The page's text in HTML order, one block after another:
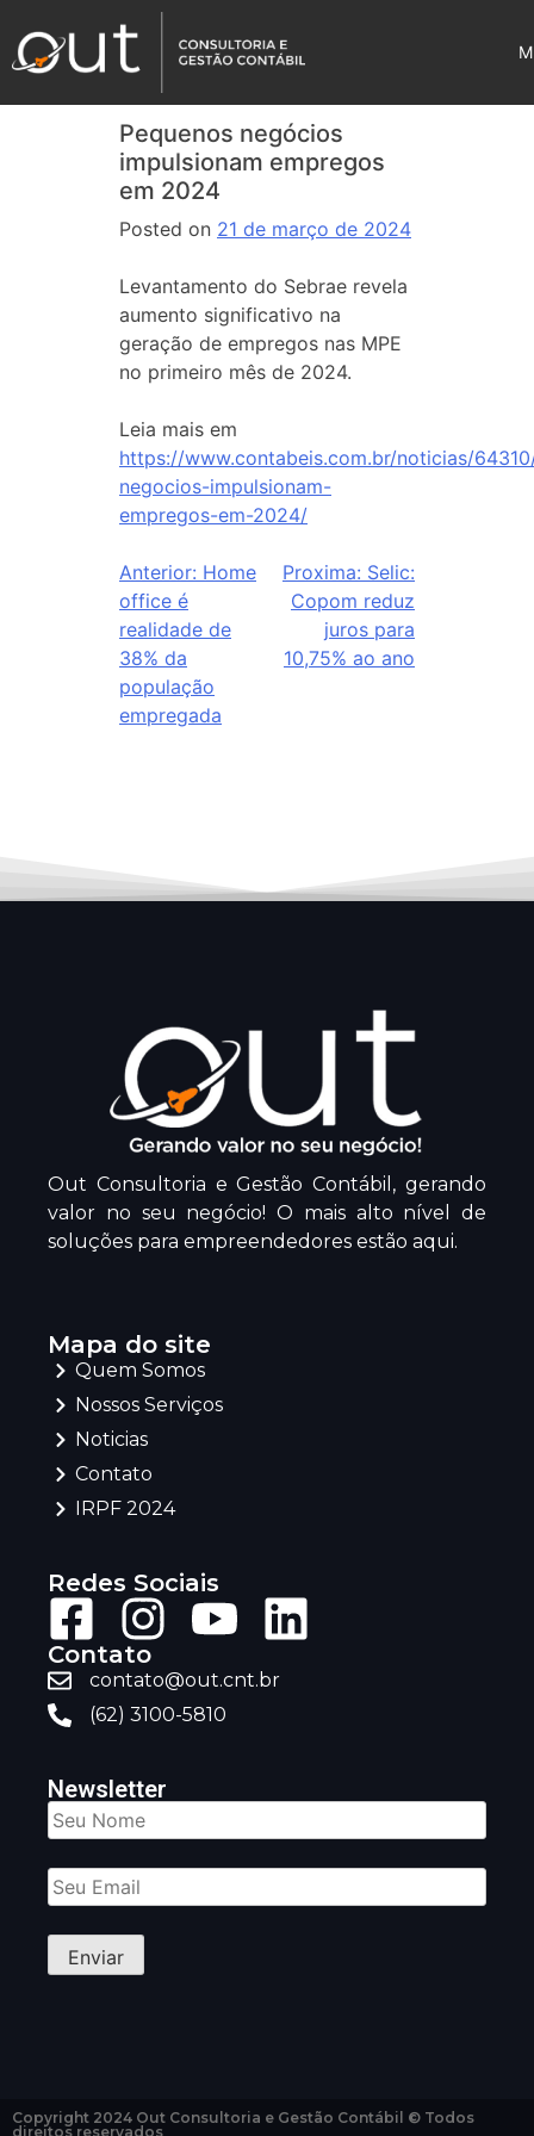
Pequenos negócios
impulsionam empregos
em 2024
Posted on 21 de março de 2024
Levantamento do Sebrae revela
aumento significativo na
geração de empregos nas MPE
no primeiro mês de 2024.
Leia mais em
https://www.contabeis.com.br/noticias/
negocios-impulsionam-
empregos-em-2024/
Anterior: Home
office é
realidade de
38% da
população
empregada
Proxima: Selic:
Copom reduz
juros para
10,75% ao ano
Out Consultoria e Gestão Contábil, gerando
valor no seu negócio! O mais alto nível de
soluções para empreendedores estão aqui.
Mapa do site
Quem Somos
Nossos Serviços
Noticias
Contato
IRPF 2024
Redes Sociais
Contato
contato@out.cnt.br
(62) 3100-5810
Newsletter
Copyright 2024 Out Consultoria e Gestão Contábil © Todos
direitos reservados